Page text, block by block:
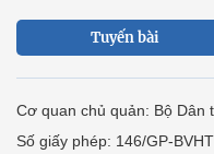
Tuyến bài
Cơ quan chủ quản: Bộ Dân
Số giấy phép: 146/GP-